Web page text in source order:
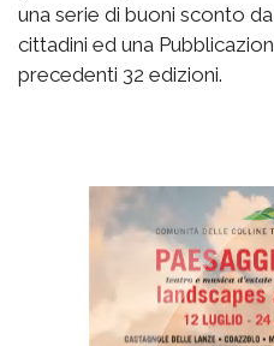
una serie di buoni sconto
cittadini ed una
precedenti 32 edizioni.